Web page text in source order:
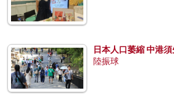
日本人口萎縮 中港
陸振球